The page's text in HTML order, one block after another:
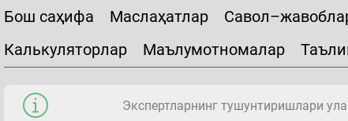
Бош саҳифа Маслаҳатлар
Калькуляторлар
Маълумотномалар
Экспертларнинг тушунтиришлари